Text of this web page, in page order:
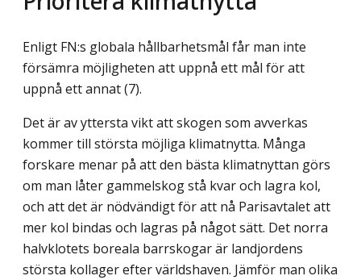
Enligt FN:s globala hållbarhetsmål får man inte
försämra möjligheten att uppnå ett mål för att
uppnå ett annat (7).
Det är av yttersta vikt att skogen som avverkas
kommer till största möjliga klimatnytta. Många
forskare menar på att den bästa klimatnyttan görs
om man låter gammelskog stå kvar och lagra kol,
och att det är nödvändigt för att nå Parisavtalet att
mer kol bindas och lagras på något sätt. Det norra
halvklotets boreala barrskogar är landjordens
största kollager efter världshaven. Jämför man olika